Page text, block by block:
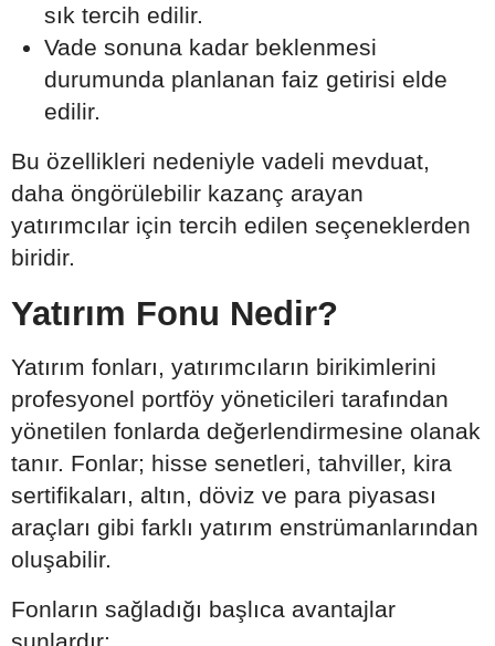
sık tercih edilir.
Vade sonuna kadar beklenmesi
durumunda planlanan faiz getirisi elde
edilir.
Bu özellikleri nedeniyle vadeli mevduat,
daha öngörülebilir kazanç arayan
yatırımcılar için tercih edilen seçeneklerden
biridir.
Yatırım Fonu Nedir?
Yatırım fonları, yatırımcıların birikimlerini
profesyonel portföy yöneticileri tarafından
yönetilen fonlarda değerlendirmesine olanak
tanır. Fonlar; hisse senetleri, tahviller, kira
sertifikaları, altın, döviz ve para piyasası
araçları gibi farklı yatırım enstrümanlarından
oluşabilir.
Fonların sağladığı başlıca avantajlar
şunlardır: